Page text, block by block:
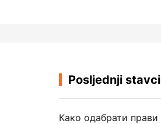
Posljednji stavci